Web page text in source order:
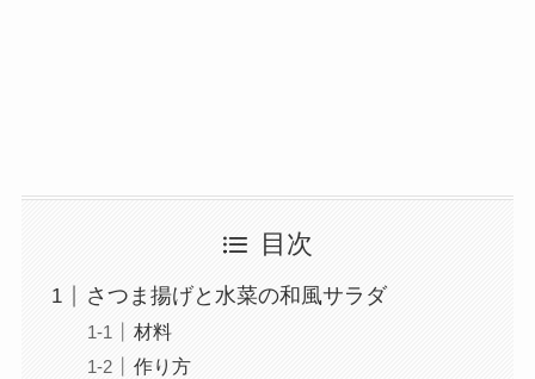
目次
さつま揚げと水菜の和風サラダ
材料
作り方